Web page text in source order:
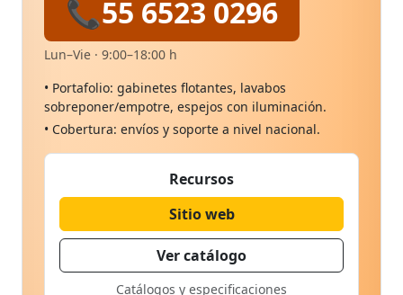
📞55 6523 0296
Lun–Vie · 9:00–18:00 h
• Portafolio: gabinetes flotantes, lavabos
sobreponer/empotre, espejos con iluminación.
• Cobertura: envíos y soporte a nivel nacional.
Recursos
Sitio web
Ver catálogo
Catálogos y especificaciones